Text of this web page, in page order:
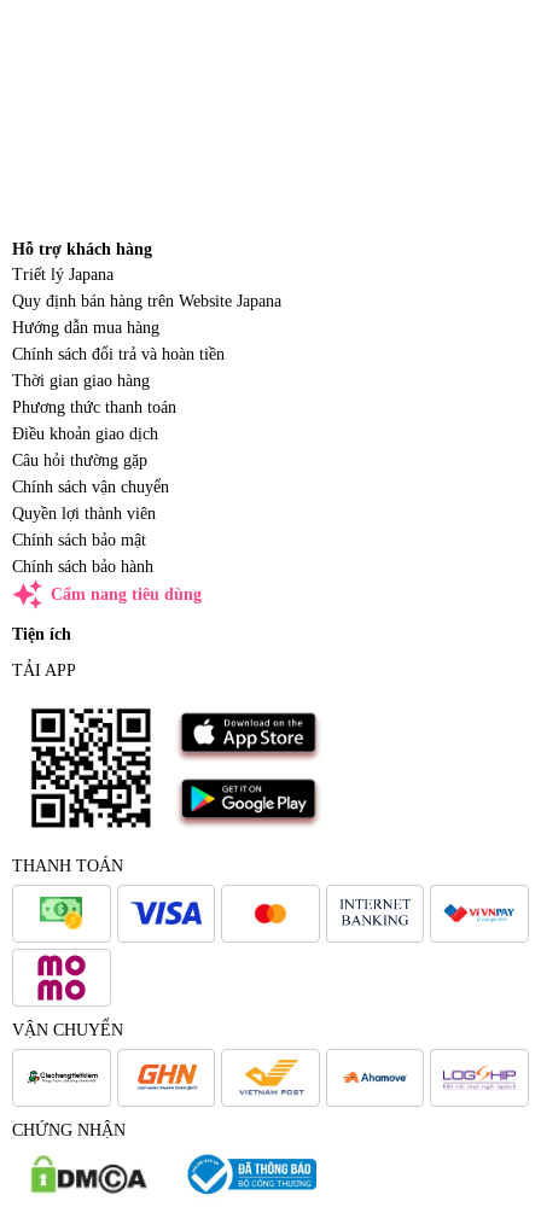
Hỗ trợ khách hàng
Triết lý Japana
Quy định bán hàng trên Website Japana
Hướng dẫn mua hàng
Chính sách đổi trả và hoàn tiền
Thời gian giao hàng
Phương thức thanh toán
Điều khoản giao dịch
Câu hỏi thường gặp
Chính sách vận chuyển
Quyền lợi thành viên
Chính sách bảo mật
Chính sách bảo hành
auto_awesome Cẩm nang tiêu dùng
Tiện ích
TẢI APP
THANH TOÁN
VẬN CHUYỂN
CHỨNG NHẬN